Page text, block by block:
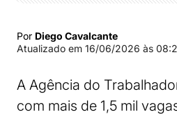
Por Diego Cavalcante
Atualizado em 16/06/2026 às
A Agência do
com mais de 1,5 mil